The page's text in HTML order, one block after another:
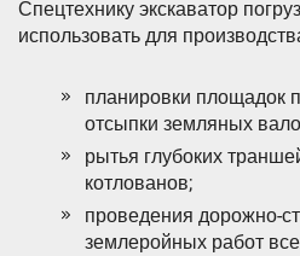
Спецтехнику экскаватор
использовать для
планировки площадок
отсыпки земляных
рытья глубоких
котлованов;
проведения дорожно-
землеройных работ